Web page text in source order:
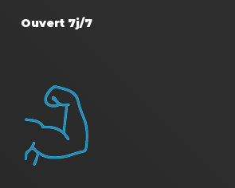
Ouvert 7j/7